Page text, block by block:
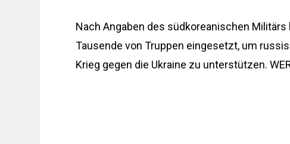
Nach Angaben des südkoreanischen Militärs
Tausende von Truppen eingesetzt, um
Krieg gegen die Ukraine zu unterstützen.